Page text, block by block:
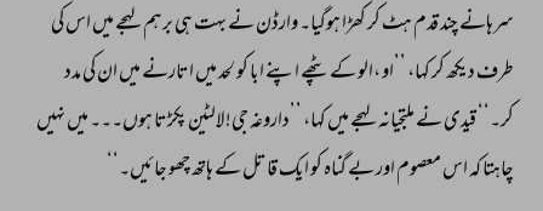
سرہانے چند قدم ہٹ کر کھڑا ہوگیا۔ وارڈن نے بہت ہی برہم لہجے میں اس کی
طرف دیکھ کر کہا، ’’او ،الو کے پٹھے اپنے ابا کو لحد میں اتارنے میں ان کی مدد
کر۔‘‘ قیدی نے ملتجیانہ لہجے میں کہا، ’’داروغہ جی! لالٹین پکڑتا ہوں۔۔۔ میں نہیں
چاہتا کہ اس معصوم اور بے گناہ کو ایک قاتل کے ہاتھ چھو جائیں۔‘‘